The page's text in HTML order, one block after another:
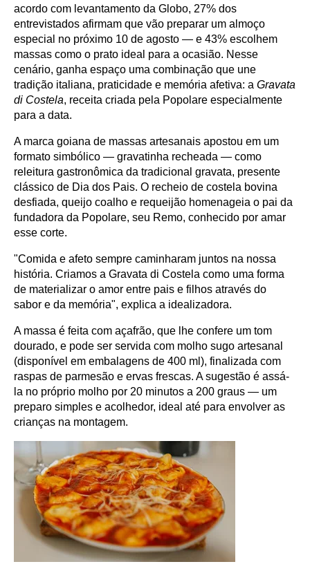
acordo com levantamento da Globo, 27% dos
entrevistados afirmam que vão preparar um almoço
especial no próximo 10 de agosto — e 43% escolhem
massas como o prato ideal para a ocasião. Nesse
cenário, ganha espaço uma combinação que une
tradição italiana, praticidade e memória afetiva: a Gravata
di Costela, receita criada pela Popolare especialmente
para a data.
A marca goiana de massas artesanais apostou em um
formato simbólico — gravatinha recheada — como
releitura gastronômica da tradicional gravata, presente
clássico de Dia dos Pais. O recheio de costela bovina
desfiada, queijo coalho e requeijão homenageia o pai da
fundadora da Popolare, seu Remo, conhecido por amar
esse corte.
"Comida e afeto sempre caminharam juntos na nossa
história. Criamos a Gravata di Costela como uma forma
de materializar o amor entre pais e filhos através do
sabor e da memória", explica a idealizadora.
A massa é feita com açafrão, que lhe confere um tom
dourado, e pode ser servida com molho sugo artesanal
(disponível em embalagens de 400 ml), finalizada com
raspas de parmesão e ervas frescas. A sugestão é assá-
la no próprio molho por 20 minutos a 200 graus — um
preparo simples e acolhedor, ideal até para envolver as
crianças na montagem.